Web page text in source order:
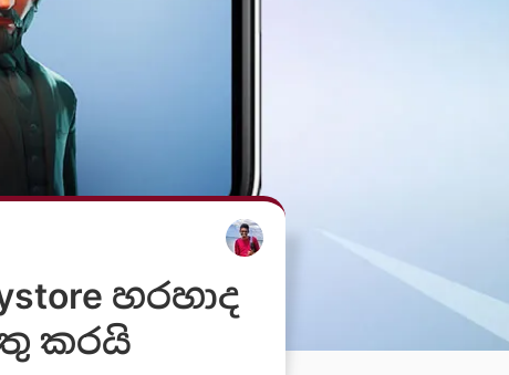
හරහාද
කරයි